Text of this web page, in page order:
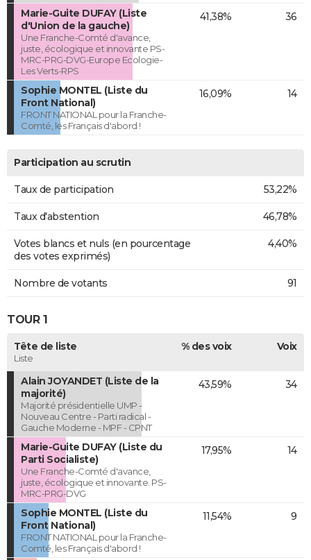
Marie-Guite DUFAY (Liste
d'Union de la gauche)
Une Franche-Comté d'avance,
juste, écologique et innovante PS-
MRC-PRG-DVG-Europe Ecologie-
Les Verts-RPS
41,38% 36
Sophie MONTEL (Liste du
Front National)
FRONT NATIONAL pour la Franche-
Comté, les Français d'abord !
16,09% 14
Participation au scrutin
Taux de participation 53,22%
Taux d'abstention 46,78%
Votes blancs et nuls (en pourcentage
des votes exprimés)
4,40%
Nombre de votants 91
TOUR 1
Tête de liste
Liste
% des voix Voix
Alain JOYANDET (Liste de la
majorité)
Majorité présidentielle UMP -
Nouveau Centre - Parti radical -
Gauche Moderne - MPF - CPNT
43,59% 34
Marie-Guite DUFAY (Liste du
Parti Socialiste)
Une Franche-Comté d'avance,
juste, écologique et innovante. PS-
MRC-PRG-DVG
17,95% 14
Sophie MONTEL (Liste du
Front National)
FRONT NATIONAL pour la Franche-
Comté, les Français d'abord !
11,54% 9